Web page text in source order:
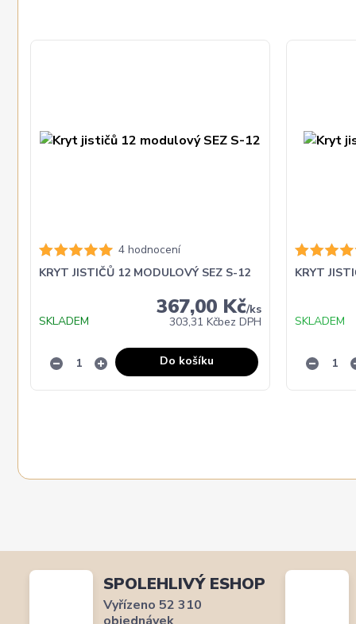
4 hodnocení
KRYT JISTIČŮ 12 MODULOVÝ SEZ S-12
367,00 Kč/ks
303,31 Kčbez DPH
SKLADEM
Do košíku
KRYT
SKLADEM
SPOLEHLIVÝ ESHOP
Vyřízeno 52 310